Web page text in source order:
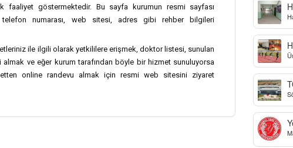
faaliyet göstermektedir. Bu sayfa kurumun resmi sayfası
numarası, web sitesi, adres gibi rehber bilgileri
ile ilgili olarak yetkililere erişmek, doktor listesi, sunulan
ve eğer kurum tarafından böyle bir hizmet sunuluyorsa
online randevu almak için resmi web sitesini ziyaret